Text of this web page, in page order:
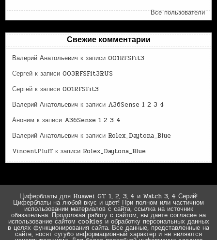
Все пользователи
Свежие комментарии
Валерий Анатольевич к записи001RFSFit3
Сергей к записи003RFSFit3RUS
Сергей к записи001RFSFit3
Валерий Анатольевич к записи A36Sense 1 2 3 4
Аноним к записи A36Sense 1 2 3 4
Валерий Анатольевич к записи Rolex_Daytona_Blue
VincentPluffк записи Rolex_Daytona_Blue
Циферблаты для Huawei GT 1, 2, 3, 4 и Watch 3, 4 Серий!
Циферблаты на любой вкус и цвет! При полном или частичном
использовании материалов с сайта, ссылка на источник
обязательна. Продолжая работу с сайтом, вы даете согласие на
использование сайтом cookies и обработку персональных данных
в целях функционирования сайта. Все данные, представленные на
сайте, носят сугубо информационный характер и не являются